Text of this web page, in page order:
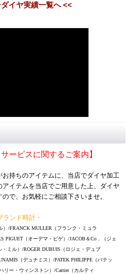
イヤ実績一覧へ <<
ービスに関するご案内】
持ちのアイテムに、当店でダイヤ加工
イテムを当店でご用意した上、ダイヤ
で、お気軽にご相談下さいませ。
ランド時計・
）/FRANCK MULLER（フランク・ミュラ
PIGUET（オーデマ・ピゲ）/JACOB＆Co．（ジェ
ミル）/ROGER DUBUIS（ロジェ・デュブ
（デュナミス）/PATEK PHILIPPE（パテッ
リー・ウィンストン）/Cartier（カルティ